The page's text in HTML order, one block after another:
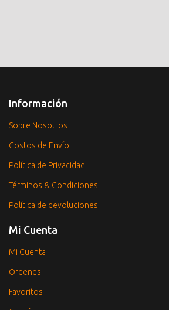
Información
Sobre Nosotros
Costos de Envío
Política de Privacidad
Términos & Condiciones
Política de devoluciones
Mi Cuenta
Mi Cuenta
Ordenes
Favoritos